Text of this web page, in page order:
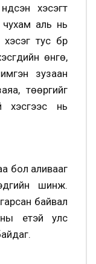
хэсэгт
чухам аль нь
тус бүр
өнгө,
зузаан
төөргийг
хэсгээс нь
бол аливааг
шинж.
байвал
үетэй улс